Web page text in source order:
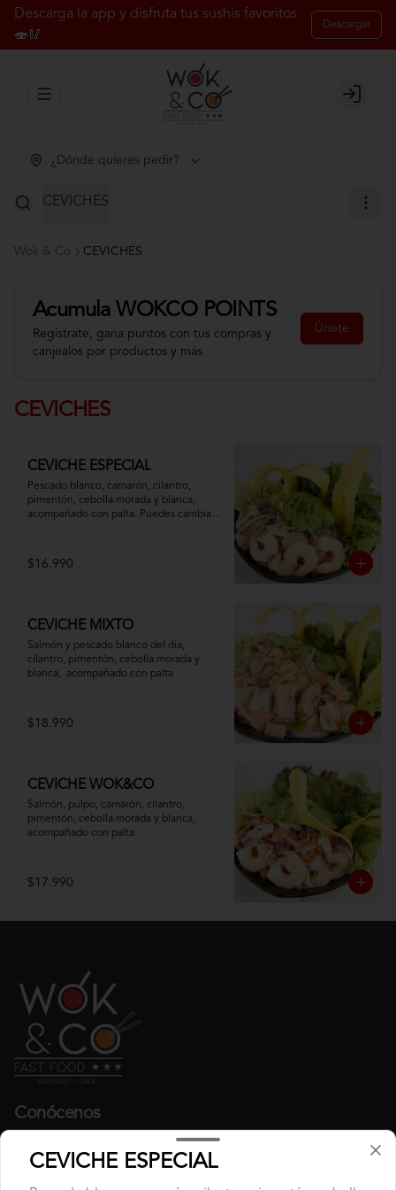
Descarga la app y disfruta tus sushis favoritos
🍣🥢
Descargar
Abrir menu de navegación Login
¿Dónde quieres pedir?
CEVICHES
Wok & Co CEVICHES
Acumula WOKCO POINTS
Regístrate, gana puntos con tus compras y
canjealos por productos y más
Únete
CEVICHES
CEVICHE ESPECIAL
Pescado blanco, camarón, cilantro,
pimentón, cebolla morada y blanca,
acompañado con palta. Puedes cambiar
$16.990
CEVICHE MIXTO
Salmón y pescado blanco del dia,
cilantro, pimentón, cebolla morada y
blanca,  acompañado con palta
$18.990
CEVICHE WOK&CO
Salmón, pulpo, camarón, cilantro,
pimentón, cebolla morada y blanca,
acompañado con palta
$17.990
Conócenos
Despacho
CEVICHE ESPECIAL